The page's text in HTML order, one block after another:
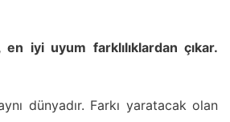
en iyi uyum farklılıklardan çıkar.
dünyadır. Farkı yaratacak olan